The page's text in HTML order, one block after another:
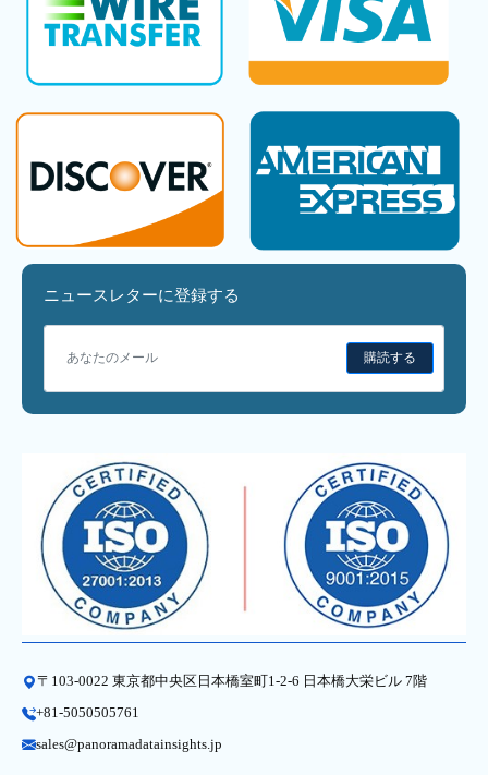
ニュースレターに登録する
購読する
〒103-0022 東京都中央区日本橋室町1-2-6 日本橋大栄ビル 7階
+81-5050505761
sales@panoramadatainsights.jp